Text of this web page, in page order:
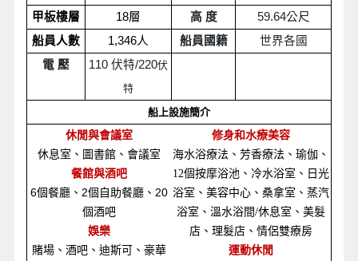
甲板樓層 18層 高 度 59.64公尺
船員人數
1,346人 船員國籍
世界各國
電 壓
110 伏特/220伏
特
船上設施簡介
休閒與會議室
休息室、圖書館、會議室
餐館與酒吧
6個餐廳、2個自助餐廳、20
個酒吧
娛樂
賭場、酒吧、迪斯可、豪華
修身和水療美容
海水浴療法、芳香療法、瑜伽、
12個按摩浴池、冷水浴室、日光
浴室、美容中心、桑拿室、蒸汽
浴室、溫水浴間/休息室、美髮
店、理髮店、情侶雙療房
運動休閒